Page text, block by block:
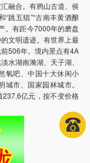
融合。有鸦山古道、侯
跳五猖”“古南丰黄酒酿
。有距今7000年的磨盘
文明遗迹。有世界上最
506年。境内景点有4A
水湖南漪湖、天子湖、
氧吧、中国十大休闲小
市、国家园林城市。
亿元，按不变价格